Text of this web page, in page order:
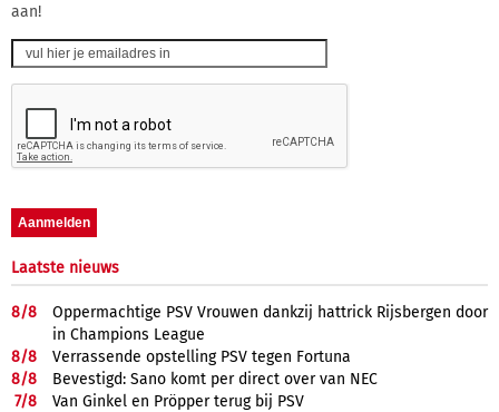
aan!
Laatste nieuws
8/8
Oppermachtige PSV Vrouwen dankzij hattrick Rijsbergen door
in Champions League
8/8
Verrassende opstelling PSV tegen Fortuna
8/8
Bevestigd: Sano komt per direct over van NEC
7/8
Van Ginkel en Pröpper terug bij PSV